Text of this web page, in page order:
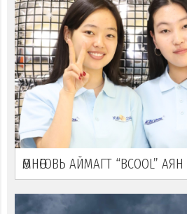
ӨМНӨГОВЬ АЙМАГТ “ВСOOL”